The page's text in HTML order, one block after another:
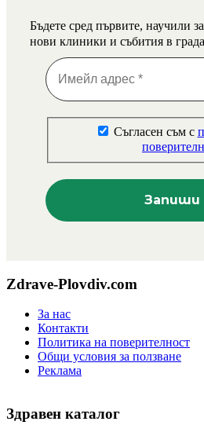
Бъдете сред първите, научили
нови клиники и събития в
Съгласен съм с
Zdrave-Plovdiv.com
За нас
Контакти
Политика на поверителност
Общи условия за ползване
Реклама
Здравен каталог